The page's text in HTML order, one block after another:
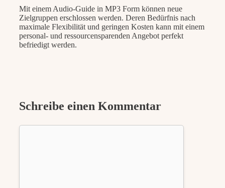
Mit einem Audio-Guide in MP3 Form können neue
Zielgruppen erschlossen werden. Deren Bedürfnis nach
maximale Flexibilität und geringen Kosten kann mit einem
personal- und ressourcensparenden Angebot perfekt
befriedigt werden.
Schreibe einen Kommentar
Kommentar